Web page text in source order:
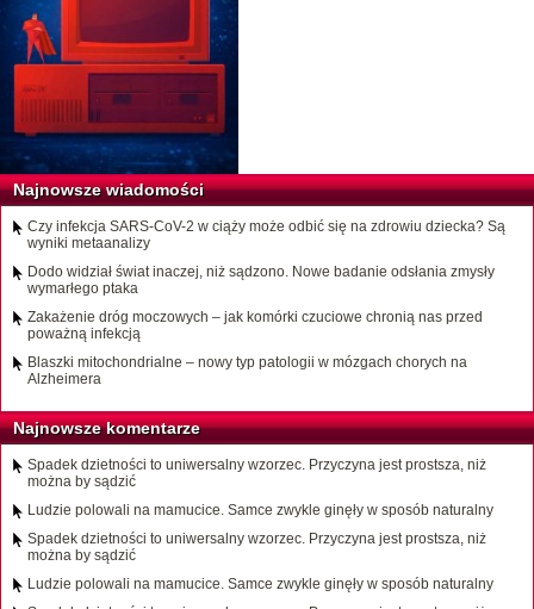
Najnowsze wiadomości
Czy infekcja SARS-CoV-2 w ciąży może odbić się na zdrowiu dziecka? Są
wyniki metaanalizy
Dodo widział świat inaczej, niż sądzono. Nowe badanie odsłania zmysły
wymarłego ptaka
Zakażenie dróg moczowych – jak komórki czuciowe chronią nas przed
poważną infekcją
Blaszki mitochondrialne – nowy typ patologii w mózgach chorych na
Alzheimera
Najnowsze komentarze
Spadek dzietności to uniwersalny wzorzec. Przyczyna jest prostsza, niż
można by sądzić
Ludzie polowali na mamucice. Samce zwykle ginęły w sposób naturalny
Spadek dzietności to uniwersalny wzorzec. Przyczyna jest prostsza, niż
można by sądzić
Ludzie polowali na mamucice. Samce zwykle ginęły w sposób naturalny